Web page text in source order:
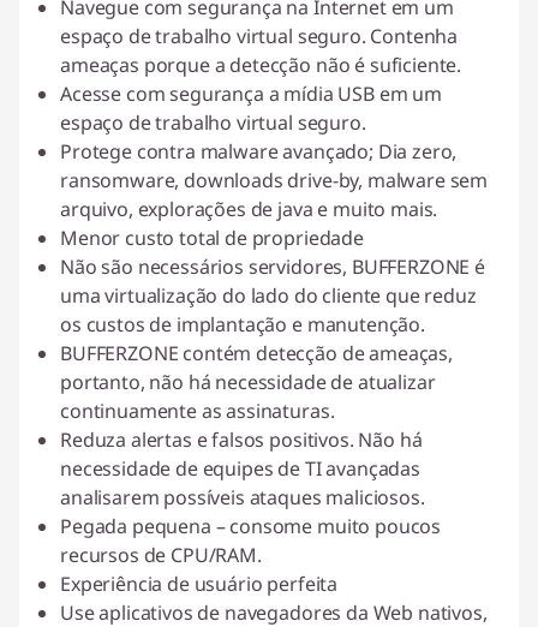
Navegue com segurança na Internet em um
espaço de trabalho virtual seguro. Contenha
ameaças porque a detecção não é suficiente.
Acesse com segurança a mídia USB em um
espaço de trabalho virtual seguro.
Protege contra malware avançado; Dia zero,
ransomware, downloads drive-by, malware sem
arquivo, explorações de java e muito mais.
Menor custo total de propriedade
Não são necessários servidores, BUFFERZONE é
uma virtualização do lado do cliente que reduz
os custos de implantação e manutenção.
BUFFERZONE contém detecção de ameaças,
portanto, não há necessidade de atualizar
continuamente as assinaturas.
Reduza alertas e falsos positivos. Não há
necessidade de equipes de TI avançadas
analisarem possíveis ataques maliciosos.
Pegada pequena – consome muito poucos
recursos de CPU/RAM.
Experiência de usuário perfeita
Use aplicativos de navegadores da Web nativos,